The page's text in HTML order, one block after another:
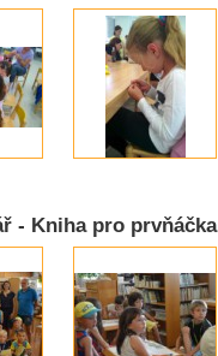
- Kniha pro prvňáčka